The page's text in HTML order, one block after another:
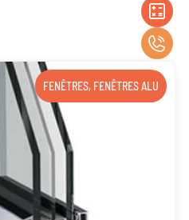
FENÊTRES, FENÊTRES ALU